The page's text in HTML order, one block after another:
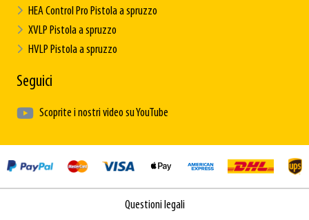
HEA Control Pro Pistola a spruzzo
XVLP Pistola a spruzzo
HVLP Pistola a spruzzo
Seguici
Scoprite i nostri video su YouTube
Questioni legali